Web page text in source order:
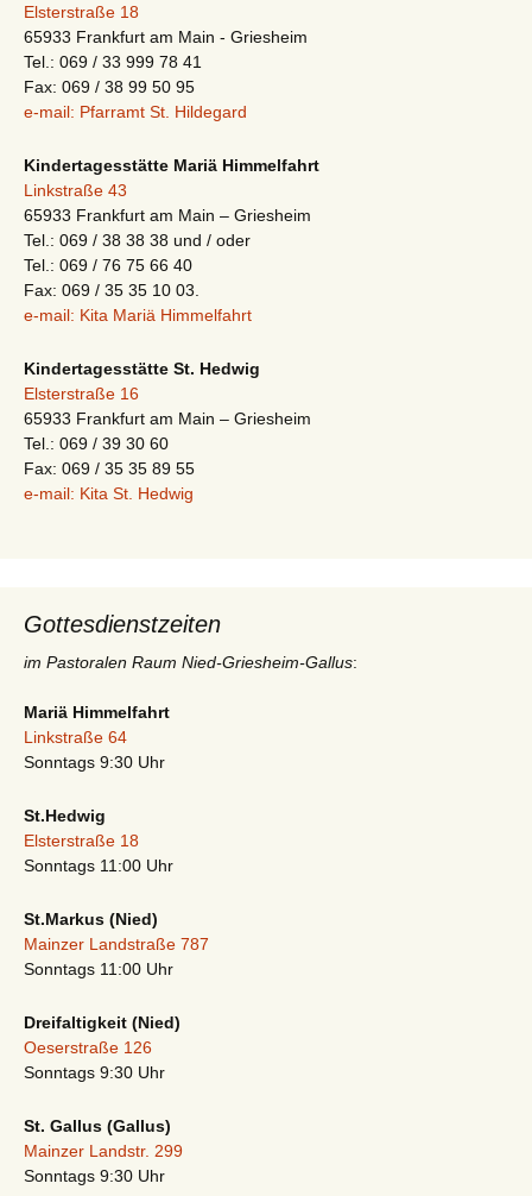
Elsterstraße 18
65933 Frankfurt am Main - Griesheim
Tel.: 069 / 33 999 78 41
Fax: 069 / 38 99 50 95
e-mail: Pfarramt St. Hildegard
Kindertagesstätte Mariä Himmelfahrt
Linkstraße 43
65933 Frankfurt am Main – Griesheim
Tel.: 069 / 38 38 38 und / oder
Tel.: 069 / 76 75 66 40
Fax: 069 / 35 35 10 03.
e-mail: Kita Mariä Himmelfahrt
Kindertagesstätte St. Hedwig
Elsterstraße 16
65933 Frankfurt am Main – Griesheim
Tel.: 069 / 39 30 60
Fax: 069 / 35 35 89 55
e-mail: Kita St. Hedwig
Gottesdienstzeiten
im Pastoralen Raum Nied-Griesheim-Gallus:
Mariä Himmelfahrt
Linkstraße 64
Sonntags 9:30 Uhr
St.Hedwig
Elsterstraße 18
Sonntags 11:00 Uhr
St.Markus (Nied)
Mainzer Landstraße 787
Sonntags 11:00 Uhr
Dreifaltigkeit (Nied)
Oeserstraße 126
Sonntags 9:30 Uhr
St. Gallus (Gallus)
Mainzer Landstr. 299
Sonntags 9:30 Uhr